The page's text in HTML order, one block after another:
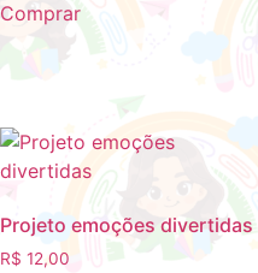
Comprar
Projeto emoções divertidas
R$ 12,00